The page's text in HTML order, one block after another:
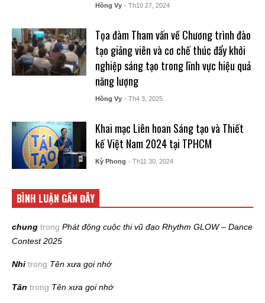
Hồng Vy - Th10 27, 2024
Tọa đàm Tham vấn về Chương trình đào
tạo giảng viên và cơ chế thúc đẩy khởi
nghiệp sáng tạo trong lĩnh vực hiệu quả
năng lượng
Hồng Vy - Th4 3, 2025
Khai mạc Liên hoan Sáng tạo và Thiết
kế Việt Nam 2024 tại TPHCM
Kỳ Phong - Th11 30, 2024
BÌNH LUẬN GẦN ĐÂY
chung trong Phát động cuộc thi vũ đạo Rhythm GLOW – Dance
Contest 2025
Nhi trong Tên xưa gọi nhớ
Tân trong Tên xưa gọi nhớ